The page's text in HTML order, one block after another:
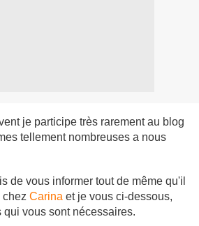
je participe très rarement au blog
tellement nombreuses a nous
de vous informer tout de même qu'il
chez Carina et je vous ci-dessous,
vous sont nécessaires.